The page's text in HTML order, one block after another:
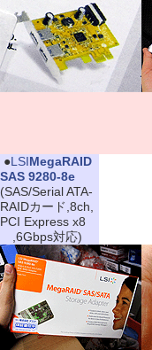
●LSIMegaRAID
SAS 9280-8e
(SAS/Serial ATA-
RAIDカード,8ch,
PCI Express x8
,6Gbps対応)